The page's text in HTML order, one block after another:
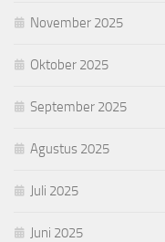
November 2025
Oktober 2025
September 2025
Agustus 2025
Juli 2025
Juni 2025